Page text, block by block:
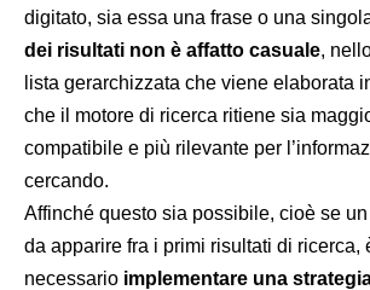
digitato, sia essa una frase o una
dei risultati non è affatto casuale,
lista gerarchizzata che viene elaborata
che il motore di ricerca ritiene sia
compatibile e più rilevante per
cercando.
Affinché questo sia possibile, cioè se
da apparire fra i primi risultati di ricerca,
necessario implementare una